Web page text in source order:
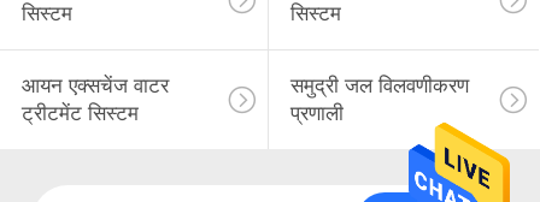
सिस्टम
सिस्टम
आयन एक्सचेंज वाटर
ट्रीटमेंट सिस्टम
समुद्री जल विलवणीकरण
प्रणाली